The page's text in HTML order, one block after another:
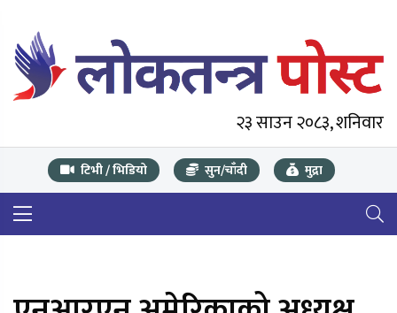
२३ साउन २०८३, शनिवार
टिभी / भिडियो सुन/चाँदी मुद्रा